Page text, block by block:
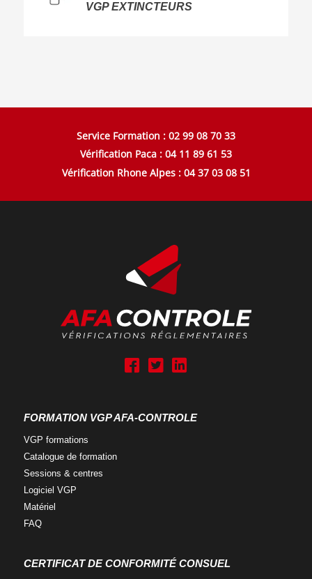
VGP EXTINCTEURS
Service Formation : 02 99 08 70 33
Vérification Paca : 04 11 89 61 53
Vérification Rhone Alpes : 04 37 03 08 51
A
f
r
c
A
f
r
i
A
f
r
n
FORMATION VGP AFA-CONTROLE
VGP formations
Catalogue de formation
Sessions & centres
Logiciel VGP
Matériel
FAQ
CERTIFICAT DE CONFORMITÉ CONSUEL